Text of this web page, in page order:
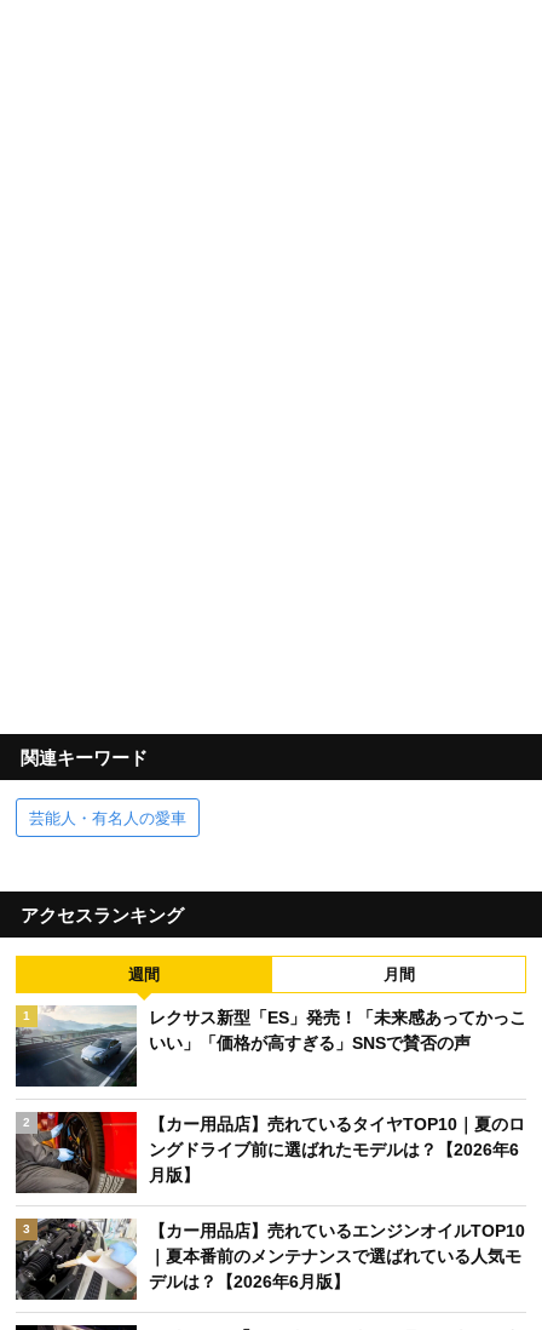
関連キーワード
芸能人・有名人の愛車
アクセスランキング
週間 月間
1
レクサス新型「ES」発売！「未来感あってかっこ
いい」「価格が高すぎる」SNSで賛否の声
2
【カー用品店】売れているタイヤTOP10｜夏のロ
ングドライブ前に選ばれたモデルは？【2026年6
月版】
3
【カー用品店】売れているエンジンオイルTOP10
｜夏本番前のメンテナンスで選ばれている人気モ
デルは？【2026年6月版】